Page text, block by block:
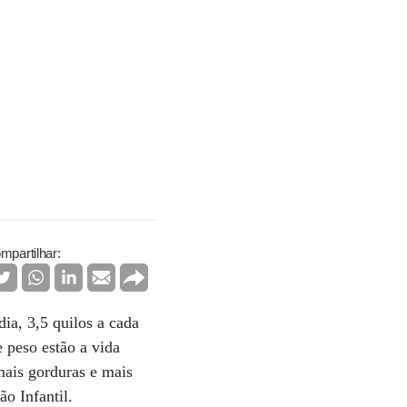
3,5 quilos a cada
peso estão a vida
gorduras e mais
Infantil.